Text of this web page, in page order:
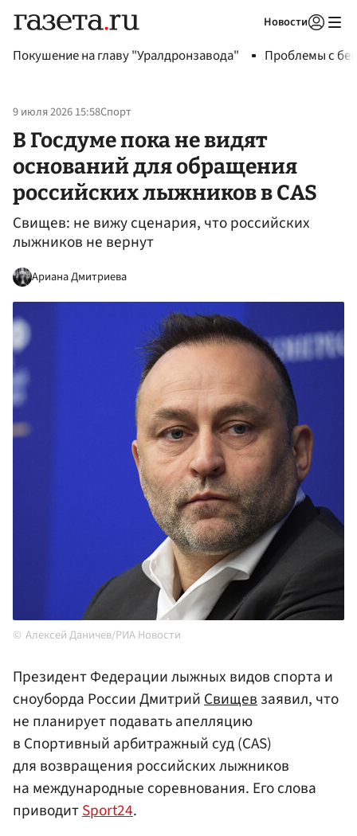
Новости
Покушение на главу "Уралдронзавода" Проблемы с
9 июля 2026 15:58Спорт
В Госдуме пока не видят
оснований для обращения
российских лыжников в CAS
Свищев: не вижу сценария, что российских
лыжников не вернут
Ариана Дмитриева
Алексей Даничев/РИА Новости
Президент Федерации лыжных видов спорта и
сноуборда России ДмитрийСвищевзаявил, что
не планирует подавать апелляцию
в Спортивный арбитражный суд (CAS)
для возвращения российских лыжников
на международные соревнования. Его слова
приводитSport24.